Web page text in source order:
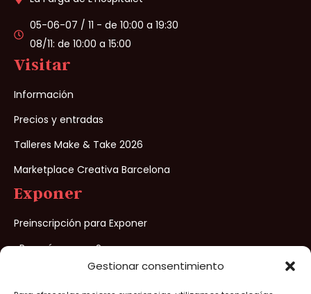
Gestionar consentimiento
05-06-07 / 11 - de 10:00 a 19:30
08/11: de 10:00 a 15:00
Visitar
Información
Precios y entradas
Talleres Make & Take 2026
Marketplace Creativa Barcelona
Exponer
Preinscripción para Exponer
¿Porqué exponer?